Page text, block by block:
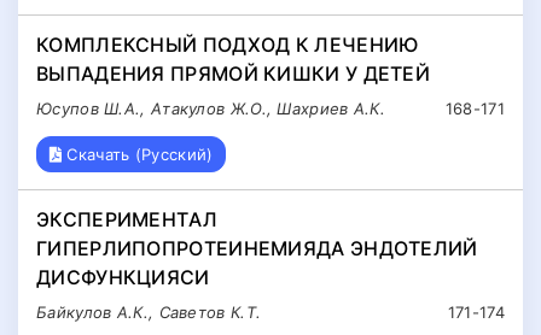
КОМПЛЕКСНЫЙ ПОДХОД К ЛЕЧЕНИЮ
ВЫПАДЕНИЯ ПРЯМОЙ КИШКИ У ДЕТЕЙ
168-171
Юсупов Ш.А., Атакулов Ж.О., Шахриев А.К.
Скачать (Русский)
ЭКСПЕРИМЕНТAЛ
ГИПЕРЛИПОПРОТЕИНЕМИЯДA ЭНДОТЕЛИЙ
ДИСФУНКЦИЯСИ
171-174
Байкулов A.К., Саветов К.Т.